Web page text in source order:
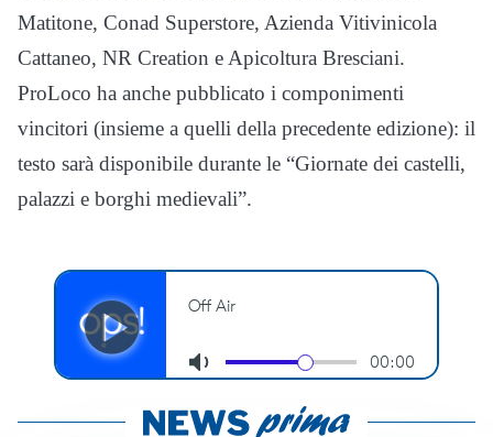
Matitone, Conad Superstore, Azienda Vitivinicola
Cattaneo, NR Creation e Apicoltura Bresciani.
ProLoco ha anche pubblicato i componimenti
vincitori (insieme a quelli della precedente edizione): il
testo sarà disponibile durante le “Giornate dei castelli,
palazzi e borghi medievali”.